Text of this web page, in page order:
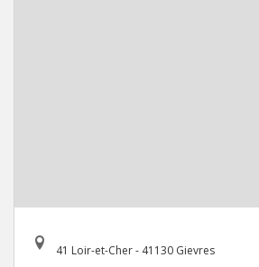
41 Loir-et-Cher - 41130 Gievres